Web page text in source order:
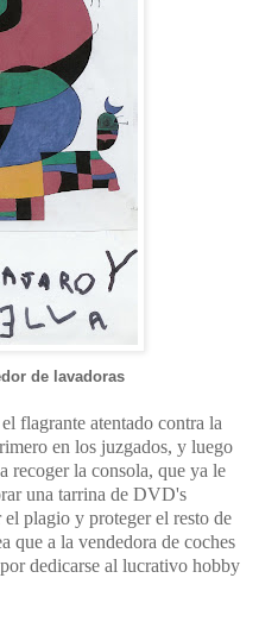
de lavadoras
flagrante atentado contra la
en los juzgados, y luego
recoger la consola, que ya le
una tarrina de DVD's
plagio y proteger el resto de
que a la vendedora de coches
dedicarse al lucrativo hobby